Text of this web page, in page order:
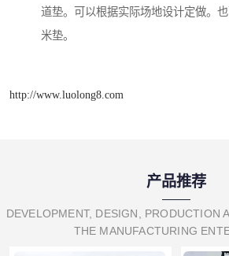
道垫。可以根据实际场地设计定做。
米垫。
http://www.luolong8.com
产品推荐
DEVELOPMENT, DESIGN, PRODUCTION
THE MANUFACTURING